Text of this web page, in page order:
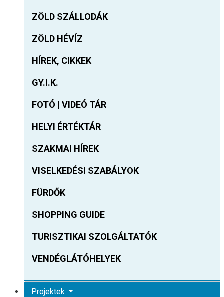
ZÖLD SZÁLLODÁK
ZÖLD HÉVÍZ
HÍREK, CIKKEK
GY.I.K.
FOTÓ | VIDEÓ TÁR
HELYI ÉRTÉKTÁR
SZAKMAI HÍREK
VISELKEDÉSI SZABÁLYOK
FÜRDŐK
SHOPPING GUIDE
TURISZTIKAI SZOLGÁLTATÓK
VENDÉGLÁTÓHELYEK
Projektek